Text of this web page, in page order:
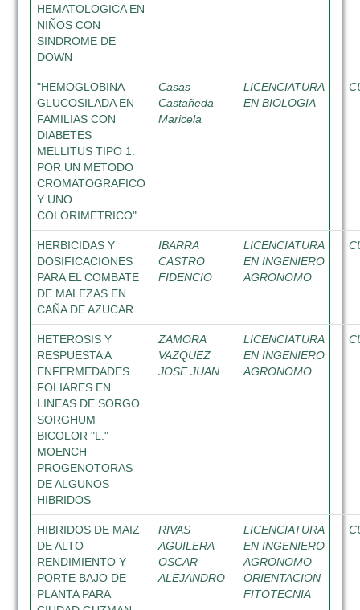
HEMATOLOGICA EN
NIÑOS CON
SINDROME DE
DOWN
"HEMOGLOBINA
GLUCOSILADA EN
FAMILIAS CON
DIABETES
MELLITUS TIPO 1.
POR UN METODO
CROMATOGRAFICO
Y UNO
COLORIMETRICO".
Casas
Castañeda
Maricela
LICENCIATURA
EN BIOLOGIA
HERBICIDAS Y
DOSIFICACIONES
PARA EL COMBATE
DE MALEZAS EN
CAÑA DE AZUCAR
IBARRA
CASTRO
FIDENCIO
LICENCIATURA
EN INGENIERO
AGRONOMO
HETEROSIS Y
RESPUESTA A
ENFERMEDADES
FOLIARES EN
LINEAS DE SORGO
SORGHUM
BICOLOR "L."
MOENCH
PROGENOTORAS
DE ALGUNOS
HIBRIDOS
ZAMORA
VAZQUEZ
JOSE JUAN
LICENCIATURA
EN INGENIERO
AGRONOMO
HIBRIDOS DE MAIZ
DE ALTO
RENDIMIENTO Y
PORTE BAJO DE
PLANTA PARA
RIVAS
AGUILERA
OSCAR
ALEJANDRO
LICENCIATURA
EN INGENIERO
AGRONOMO
ORIENTACION
FITOTECNIA